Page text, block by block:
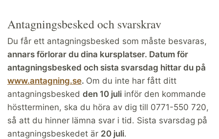
Antagningsbesked och svarskrav
Du får ett antagningsbesked som måste besvaras,
annars förlorar du dina kursplatser. Datum för
antagningsbesked och sista svarsdag hittar du på
www.antagning.se. Om du inte har fått ditt
antagningsbesked den 10 juli inför den kommande
höstterminen, ska du höra av dig till 0771-550 720,
så att du hinner lämna svar i tid. Sista svarsdag på
antagningsbeskedet är 20 juli.